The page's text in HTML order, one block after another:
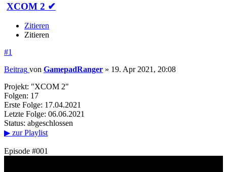
XCOM 2 ✔
Zitieren
Zitieren
#1
Beitrag von GamepadRanger » 19. Apr 2021, 20:08
Projekt: "XCOM 2"
Folgen: 17
Erste Folge: 17.04.2021
Letzte Folge: 06.06.2021
Status: abgeschlossen
▶ zur Playlist
Episode #001